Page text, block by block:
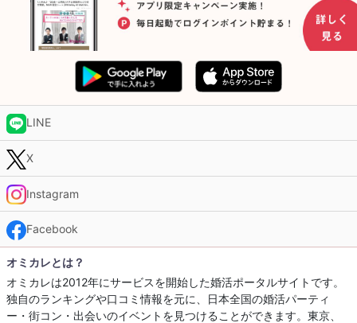
LINE
X
Instagram
Facebook
オミカレとは？
オミカレは2012年にサービスを開始した婚活ポータルサイトです。
独自のランキングや口コミ情報を元に、日本全国の婚活パーティ
ー・街コン・出会いのイベントを見つけることができます。東京、